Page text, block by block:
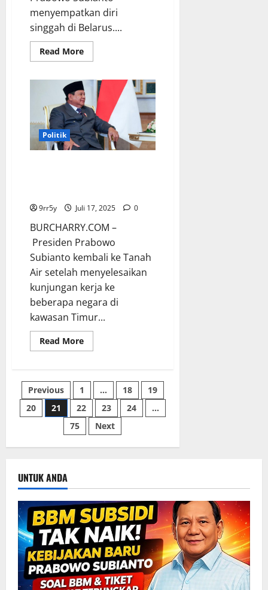
menyempatkan diri
singgah di Belarus....
Read MoreRead
more
Singgah
di
Belarus
dan
Bahas
Kerja
Sama
Strategis
dengan
Politik
9rr5y Juli 17, 2025 0
BURCHARRY.COM –
Presiden Prabowo
Subianto kembali ke Tanah
Air setelah menyelesaikan
kunjungan kerja ke
beberapa negara di
kawasan Timur...
Read MoreRead
more
Mengupas
Rangkaian
Kunjungan
Internasional
yang
Produktif
Paginasi
pos
Previous 1 … 18
19
20
21 22 23 24
…
75
Next
UNTUK ANDA